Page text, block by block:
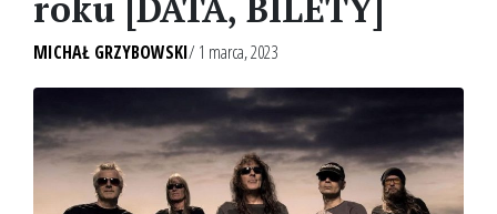
MICHAŁ GRZYBOWSKI/ 1 marca, 2023